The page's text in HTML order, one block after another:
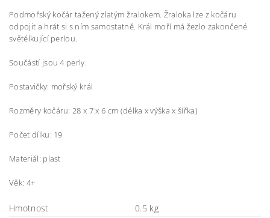
Podmořský kočár tažený zlatým žralokem. Žraloka lze z kočáru
odpojit a hrát si s ním samostatně. Král moří má žezlo zakončené
světélkující perlou.
Součástí jsou 4 perly.
Postavičky: mořský král
Rozměry kočáru: 28 x 7 x 6 cm (délka x výška x šířka)
Počet dílku: 19
Materiál: plast
Věk: 4+
Hmotnost
0.5 kg